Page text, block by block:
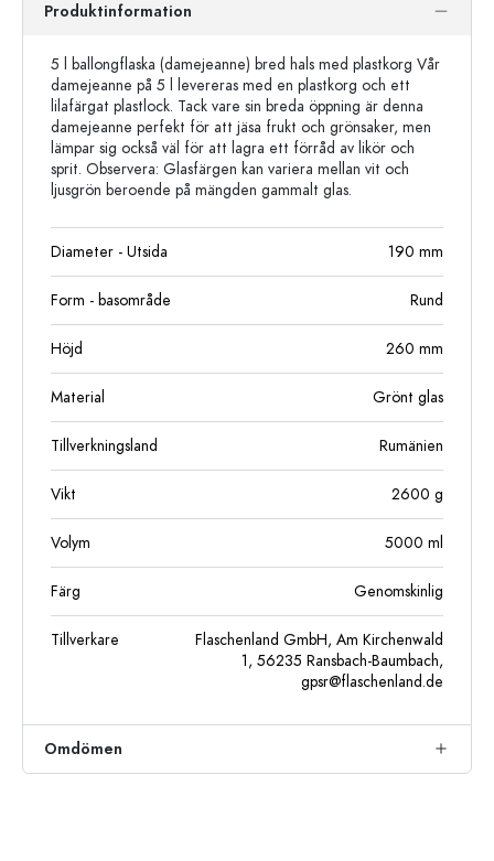
Produktinformation
5 l ballongflaska (damejeanne) bred hals med plastkorg Vår
damejeanne på 5 l levereras med en plastkorg och ett
lilafärgat plastlock. Tack vare sin breda öppning är denna
damejeanne perfekt för att jäsa frukt och grönsaker, men
lämpar sig också väl för att lagra ett förråd av likör och
sprit. Observera: Glasfärgen kan variera mellan vit och
ljusgrön beroende på mängden gammalt glas.
Diameter - Utsida 190 mm
Form - basområde Rund
Höjd 260 mm
Material Grönt glas
Tillverkningsland Rumänien
Vikt 2600 g
Volym 5000 ml
Färg Genomskinlig
Tillverkare
Flaschenland GmbH, Am Kirchenwald
1, 56235 Ransbach-Baumbach,
gpsr@flaschenland.de
Omdömen